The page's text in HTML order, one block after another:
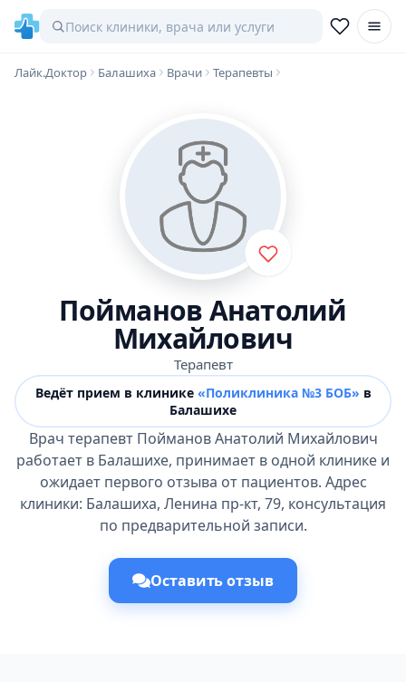
Лайк.Доктор Балашиха Врачи Терапевты
Пойманов Анатолий
Михайлович
Терапевт
Ведёт прием в клинике «Поликлиника №3 БОБ» в
Балашихе
Врач терапевт Пойманов Анатолий Михайлович
работает в Балашихе, принимает в одной клинике и
ожидает первого отзыва от пациентов. Адрес
клиники: Балашиха, Ленина пр-кт, 79, консультация
по предварительной записи.
Оставить отзыв